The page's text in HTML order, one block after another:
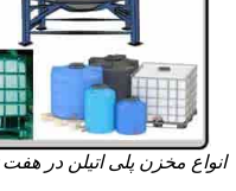
انواع مخزن پلی اتیلن در هفت